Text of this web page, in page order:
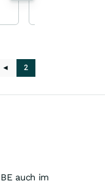
◄ 2
auch im